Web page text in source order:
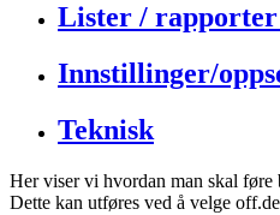
Lister /
Innstillinger/
Teknisk
Her viser vi hvordan man skal føre
Dette kan utføres ved å velge off.